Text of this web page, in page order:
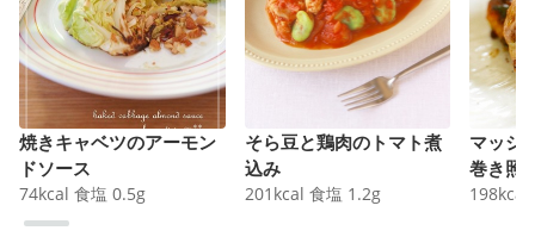
焼きキャベツのアーモン
ドソース
74kcal 食塩 0.5g
そら豆と鶏肉のトマト煮
込み
201 kcal 食塩 1.2g
マッシ
巻き照
198kcal